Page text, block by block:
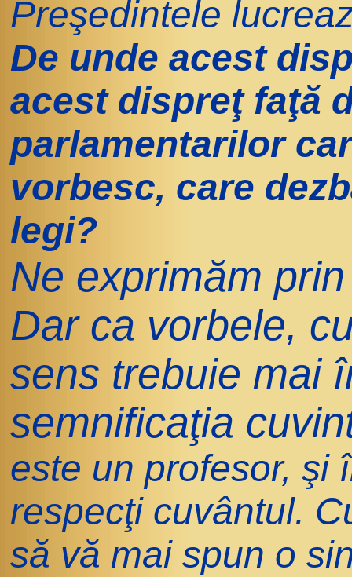
Preşedintele
De unde acest
acest dispreţ faţă
parlamentarilor
vorbesc, care
legi?
Ne exprimăm
Dar ca vorbele,
sens trebuie mai
semnificaţia
este un profesor, şi
respecţi cuvântul.
să vă mai spun o